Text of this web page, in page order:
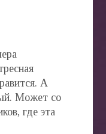
А
Может со
где эта